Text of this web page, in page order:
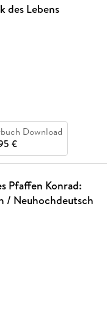
des Lebens
Download
€
Pfaffen Konrad:
/ Neuhochdeutsch